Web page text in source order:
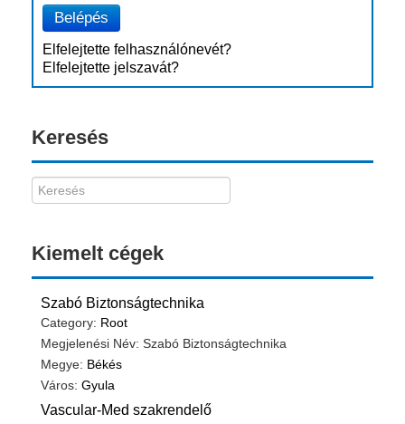
Belépés
Elfelejtette felhasználónevét?
Elfelejtette jelszavát?
Keresés
Kiemelt cégek
Szabó Biztonságtechnika
Category: Root
Megjelenési Név: Szabó Biztonságtechnika
Megye: Békés
Város: Gyula
Vascular-Med szakrendelő